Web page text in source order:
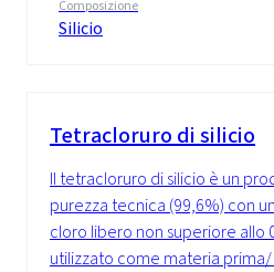
Composizione
Silicio
Tetracloruro di silicio
Il tetracloruro di silicio è un
purezza tecnica (99,6%) con
cloro libero non superiore allo
utilizzato come materia